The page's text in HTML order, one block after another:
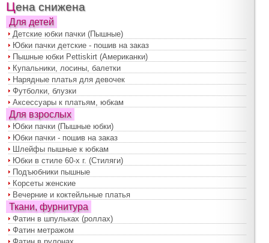
Цена снижена
Для детей
Детские юбки пачки (Пышные)
Юбки пачки детские - пошив на заказ
Пышные юбки Pettiskirt (Американки)
Купальники, лосины, балетки
Нарядные платья для девочек
Футболки, блузки
Аксессуары к платьям, юбкам
Для взрослых
Юбки пачки (Пышные юбки)
Юбки пачки - пошив на заказ
Шлейфы пышные к юбкам
Юбки в стиле 60-х г. (Стиляги)
Подъюбники пышные
Корсеты женские
Вечерние и коктейльные платья
Ткани, фурнитура
Фатин в шпульках (роллах)
Фатин метражом